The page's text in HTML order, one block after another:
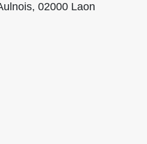
02000 Laon